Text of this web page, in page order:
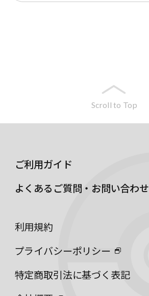
Scroll to Top
ご利用ガイド
よくあるご質問・お問い合わせ
利用規約
プライバシーポリシー
特定商取引法に基づく表記